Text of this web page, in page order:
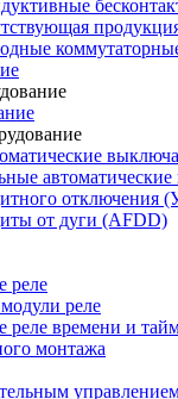
отключения
от дуги (AFDD)
реле
реле
времени и
монтажа